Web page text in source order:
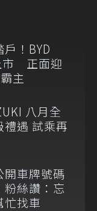
！BYD
市 正面迎
主
八月全
禮遇 試乘再
開車牌號碼
粉絲讚：忘
忙找車